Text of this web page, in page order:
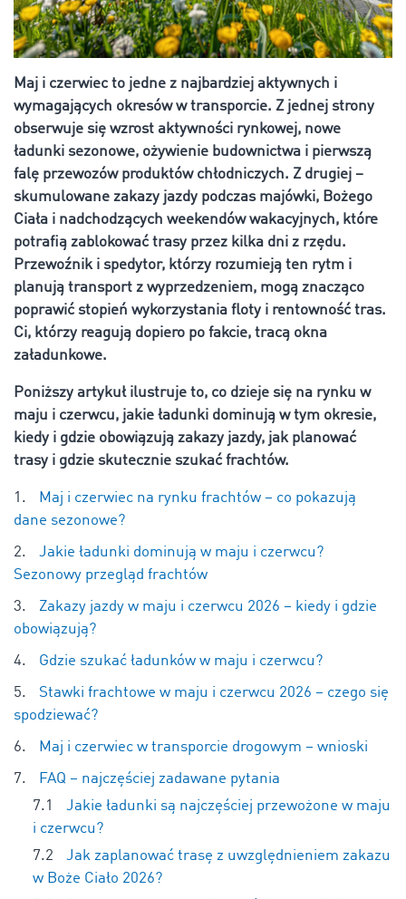
Maj i czerwiec to jedne z najbardziej aktywnych i
wymagających okresów w transporcie. Z jednej strony
obserwuje się wzrost aktywności rynkowej, nowe
ładunki sezonowe, ożywienie budownictwa i pierwszą
falę przewozów produktów chłodniczych. Z drugiej –
skumulowane zakazy jazdy podczas majówki, Bożego
Ciała i nadchodzących weekendów wakacyjnych, które
potrafią zablokować trasy przez kilka dni z rzędu.
Przewoźnik i spedytor, którzy rozumieją ten rytm i
planują transport z wyprzedzeniem, mogą znacząco
poprawić stopień wykorzystania floty i rentowność tras.
Ci, którzy reagują dopiero po fakcie, tracą okna
załadunkowe.
Poniższy artykuł ilustruje to, co dzieje się na rynku w
maju i czerwcu, jakie ładunki dominują w tym okresie,
kiedy i gdzie obowiązują zakazy jazdy, jak planować
trasy i gdzie skutecznie szukać frachtów.
Maj i czerwiec na rynku frachtów – co pokazują
dane sezonowe?
Jakie ładunki dominują w maju i czerwcu?
Sezonowy przegląd frachtów
Zakazy jazdy w maju i czerwcu 2026 – kiedy i gdzie
obowiązują?
Gdzie szukać ładunków w maju i czerwcu?
Stawki frachtowe w maju i czerwcu 2026 – czego się
spodziewać?
Maj i czerwiec w transporcie drogowym – wnioski
FAQ – najczęściej zadawane pytania
Jakie ładunki są najczęściej przewożone w maju
i czerwcu?
Jak zaplanować trasę z uwzględnieniem zakazu
w Boże Ciało 2026?